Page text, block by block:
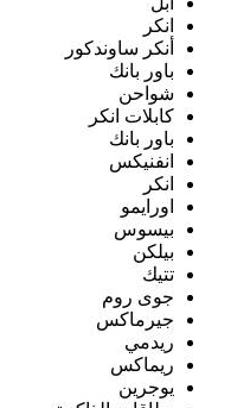
انكر
أنكر ساوندكور
باور بانك
شواحن
كابلات انكر
باور بانك
انفنيكس
انكر
اورايمو
بيسوس
بيلكن
تتيك
جوى روم
جيرماكس
ريدمي
ريماكس
يوجرين